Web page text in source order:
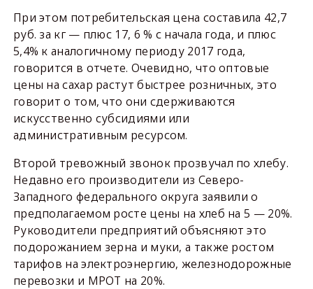
При этом потребительская цена составила 42,7
руб. за кг — плюс 17, 6 % с начала года, и плюс
5,4% к аналогичному периоду 2017 года,
говорится в отчете. Очевидно, что оптовые
цены на сахар растут быстрее розничных, это
говорит о том, что они сдерживаются
искусственно субсидиями или
административным ресурсом.
Второй тревожный звонок прозвучал по хлебу.
Недавно его производители из Северо-
Западного федерального округа заявили о
предполагаемом росте цены на хлеб на 5 — 20%.
Руководители предприятий объясняют это
подорожанием зерна и муки, а также ростом
тарифов на электроэнергию, железнодорожные
перевозки и МРОТ на 20%.